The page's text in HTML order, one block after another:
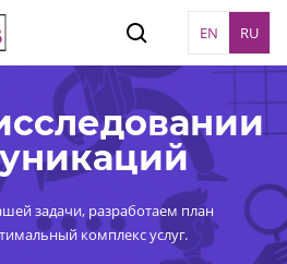
EN RU
задачи, разработаем план
комплекс услуг.